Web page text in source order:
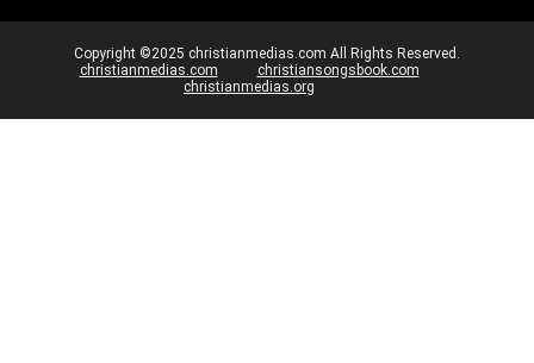
Copyright ©2025 christianmedias.com All Rights Reserved.
christianmedias.com
christiansongsbook.com
christianmedias.org